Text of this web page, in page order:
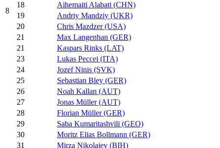
8
18
Aihemaiti Alabati (CHN)
19
Andriy Mandziy (UKR)
20
Chris Mazdzer (USA)
21
Max Langenhan (GER)
21
Kaspars Rinks (LAT)
23
Lukas Peccei (ITA)
24
Jozef Ninis (SVK)
25
Sebastian Bley (GER)
26
Noah Kallan (AUT)
27
Jonas Müller (AUT)
28
Florian Müller (GER)
29
Saba Kumaritashvili (GEO)
30
Moritz Elias Bollmann (GER)
31
Mirza Nikolajev (BIH)